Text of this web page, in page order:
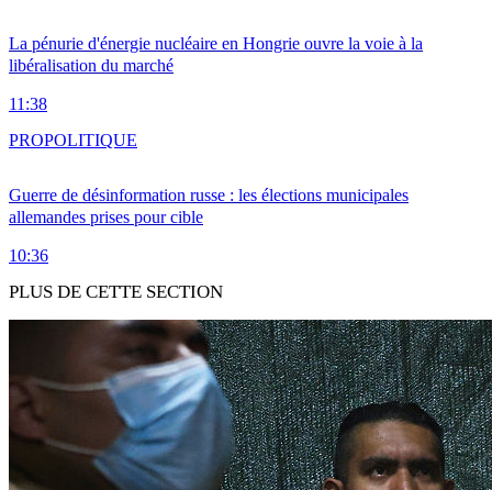
La pénurie d'énergie nucléaire en Hongrie ouvre la voie à la
libéralisation du marché
11:38
Guerre de désinformation russe : les élections municipales
allemandes prises pour cible
10:36
PROPOLITIQUE
PLUS DE CETTE SECTION